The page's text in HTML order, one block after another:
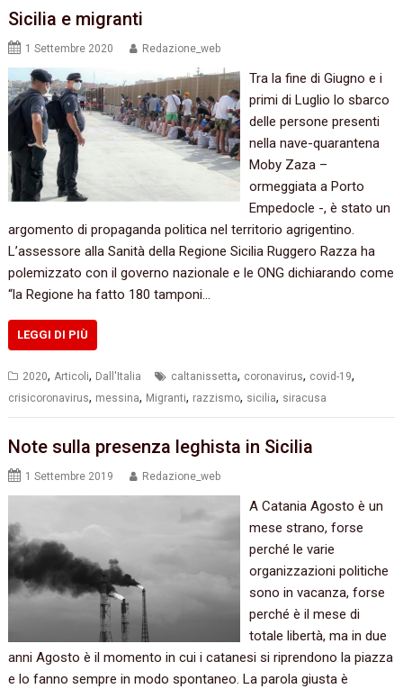
Sicilia e migranti
1 Settembre 2020 Redazione_web
Tra la fine di Giugno e i
primi di Luglio lo sbarco
delle persone presenti
nella nave-quarantena
Moby Zaza –
ormeggiata a Porto
Empedocle -, è stato un
argomento di propaganda politica nel territorio agrigentino.
L’assessore alla Sanità della Regione Sicilia Ruggero Razza ha
polemizzato con il governo nazionale e le ONG dichiarando come
“la Regione ha fatto 180 tamponi…
LEGGI DI PIÙ
2020, Articoli, Dall'Italia caltanissetta, coronavirus, covid-19,
crisicoronavirus, messina, Migranti, razzismo, sicilia, siracusa
Note sulla presenza leghista in Sicilia
1 Settembre 2019 Redazione_web
A Catania Agosto è un
mese strano, forse
perché le varie
organizzazioni politiche
sono in vacanza, forse
perché è il mese di
totale libertà, ma in due
anni Agosto è il momento in cui i catanesi si riprendono la piazza
e lo fanno sempre in modo spontaneo. La parola giusta è